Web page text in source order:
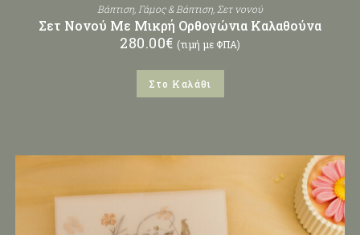
Βάπτιση Γάμος & Βάπτιση Σετ νονού
Σετ Νονού Με Μικρή Ορθογώνια Καλαθούνα
280.00€ (τιμή με ΦΠΑ)
Στο Καλάθι